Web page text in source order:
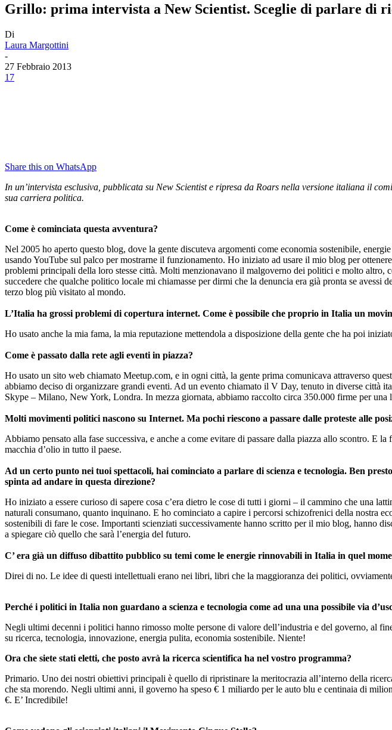
Grillo: prima intervista a New Scientist. Sceglie di parlare di
Di
Laura Margottini
-
27 Febbraio 2013
17
Share this on WhatsApp
In un’intervista esclusiva, pubblicata su New Scientist e ripresa da Roars nella versione italiana il
sua carriera politica.
Come è cominciata questa avventura?
Nel 2005 ho aperto questo blog, dove la gente discuteva argomenti come economia sostenibile,
usando YouTube sul palco per mostrarne il funzionamento. Ho iniziato ad usare il mio blog per
problemi principali della loro stesse città. Molti menzionavano il malgoverno dei politici e molto altro,
succedere che qualche politico locale mi chiamasse per dirmi che la denuncia era già pronta se
terzo blog più visitato al mondo.
L’Italia ha grossi problemi di copertura internet. Come è possibile che proprio in Italia un
Ho usato anche la mia fama, la mia reputazione mettendola a disposizione della gente che ha poi
Come è passato dalla rete agli eventi in piazza?
Ho usato un sito web chiamato Meetup.com, e in ogni città, la gente prima comunicava attraverso
abbiamo deciso di organizzare grandi eventi. Ad un evento chiamato il V Day, tenuto in diverse città
Skype – Milano, New York, Londra. In mezza giornata, abbiamo raccolto circa 350.000 firme per una
Molti movimenti politici nascono su Internet. Ma pochi riescono a passare dalle proteste alle
Abbiamo pensato alla fase successiva, e anche a come evitare di passare dalla piazza allo scontro. E
macchia d’olio in tutto il paese.
Ad un certo punto nei tuoi spettacoli, hai cominciato a parlare di scienza e tecnologia. Ben
spinta ad andare in questa direzione?
Ho iniziato a essere curioso di sapere cosa c’era dietro le cose di tutti i giorni – il cammino che una
naturali consumano, quanto inquinano. E ho cominciato a capire i percorsi schizofrenici della nostra
sostenibili di fare le cose. Importanti scienziati successivamente hanno scritto per il mio blog, hanno
a spiegare ciò quello che sarà l’energia del futuro.
C’ era già un diffuso dibattito pubblico su temi come le energie rinnovabili in Italia in quel
Direi di no. Le idee di questi intellettuali erano nei libri, libri che la maggioranza dei politici,
Perché i politici in Italia non guardano a scienza e tecnologia come ad una una possibile via
Negli ultimi decenni i politici hanno rimosso molte persone di valore dell’industria e del governo, al
su ricerca, tecnologia, innovazione, energia pulita, economia sostenibile. Niente!
Ora che siete stati eletti, che posto avrà la ricerca scientifica ha nel vostro programma?
Primario. Uno dei nostri obiettivi principali è quello di ripristinare la meritocrazia all’interno della
che sta morendo. Negli ultimi anni, il governo ha speso € 1 miliardo per le auto blu e centinaia di
€. E’ Incredibile!